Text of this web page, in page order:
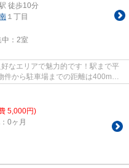
徒歩10分
１丁目
： 2室
なエリアで魅力的です！駅まで平
件から駐車場までの距離は400mで
5,000円)
0ヶ月